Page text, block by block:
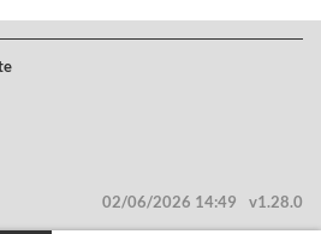
02/06/2026 14:49 v1.28.0